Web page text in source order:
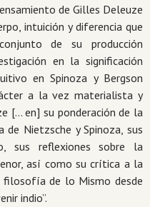
de Gilles Deleuze
intuición y diferencia que
de su producción
en la significación
en Spinoza y Bergson
a la vez materialista y
[… en] su ponderación de la
Nietzsche y Spinoza, sus
sus reflexiones sobre la
así como su crítica a la
de lo Mismo desde
indio”.